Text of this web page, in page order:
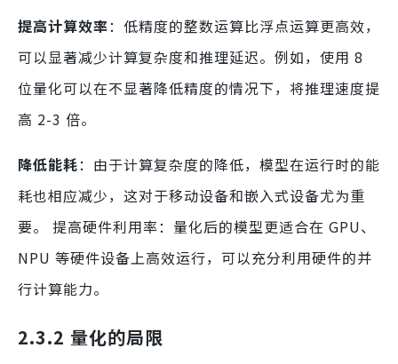
提高计算效率：低精度的整数运算比浮点运算更高效，
可以显著减少计算复杂度和推理延迟。例如，使用 8
位量化可以在不显著降低精度的情况下，将推理速度提
高 2-3 倍。
降低能耗：由于计算复杂度的降低，模型在运行时的能
耗也相应减少，这对于移动设备和嵌入式设备尤为重
要。 提高硬件利用率：量化后的模型更适合在 GPU、
NPU 等硬件设备上高效运行，可以充分利用硬件的并
行计算能力。
2.3.2 量化的局限